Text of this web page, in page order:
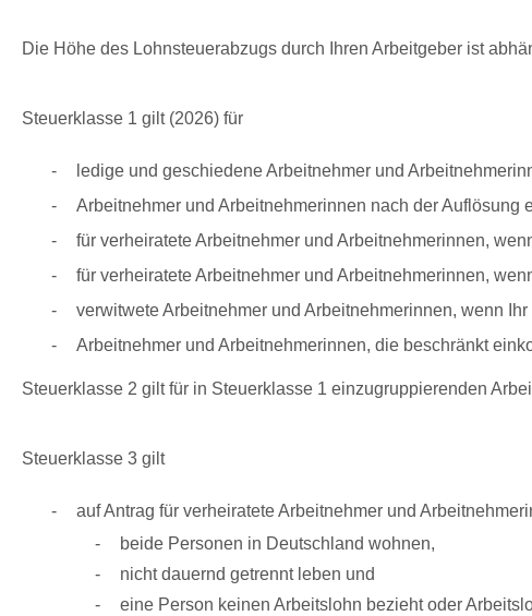
Die Höhe des Lohnsteuerabzugs durch Ihren Arbeitgeber ist
Steuerklasse 1 gilt (2026) für
ledige und geschiedene Arbeitnehmer und
Arbeitnehmer und Arbeitnehmerinnen nach der Auflösung
für verheiratete Arbeitnehmer und Arbeitnehmerinnen,
für verheiratete Arbeitnehmer und Arbeitnehmerinnen,
verwitwete Arbeitnehmer und Arbeitnehmerinnen, wenn
Arbeitnehmer und Arbeitnehmerinnen, die beschränkt
Steuerklasse 2 gilt für in Steuerklasse 1 einzugruppierenden
Steuerklasse 3 gilt
auf Antrag für verheiratete Arbeitnehmer und
beide Personen in Deutschland wohnen,
nicht dauernd getrennt leben und
eine Person keinen Arbeitslohn bezieht oder